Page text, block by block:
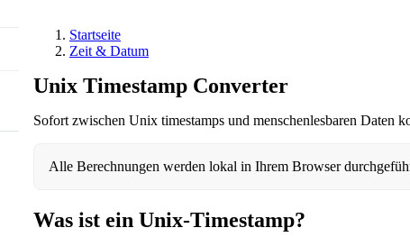
Startseite
Zeit & Datum
Unix Timestamp Converter
Sofort zwischen Unix timestamps und menschenlesbaren Daten
Alle Berechnungen werden lokal in Ihrem Browser
Was ist ein Unix-Timestamp?